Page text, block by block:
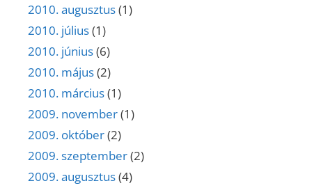
2010. augusztus(1)
2010. július(1)
2010. június(6)
2010. május(2)
2010. március(1)
2009. november(1)
2009. október(2)
2009. szeptember(2)
2009. augusztus(4)